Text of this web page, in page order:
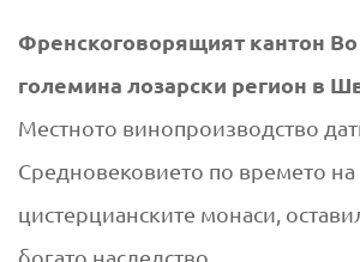
Френскоговорящият кантон Во
големина лозарски регион в
Местното винопроизводство
Средновековието по времето на
цистерцианските монаси,
богато наследство.